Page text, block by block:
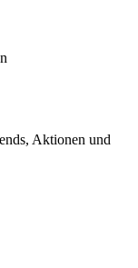
Aktionen und